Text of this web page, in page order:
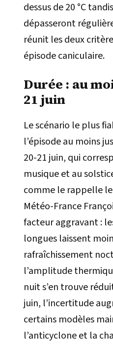
dessus de 20 °C
dépasseront
réunit les deux
épisode caniculaire.
Durée : au
21 juin
Le scénario le plus
l’épisode au moins
20-21 juin, qui
musique et au
comme le rappelle
Météo-France
facteur aggravant :
longues laissent
rafraîchissement
l’amplitude
nuit s’en trouve
juin, l’incertitude
certains modèles
l’anticyclone et la